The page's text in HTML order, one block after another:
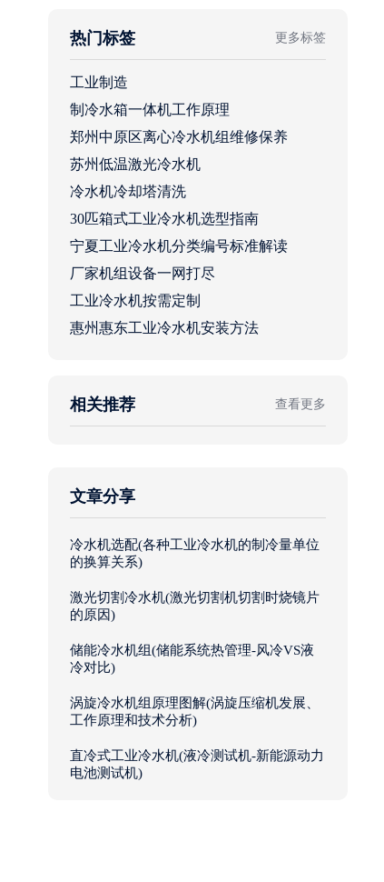
热门标签 更多标签
工业制造
制冷水箱一体机工作原理
郑州中原区离心冷水机组维修保养
苏州低温激光冷水机
冷水机冷却塔清洗
30匹箱式工业冷水机选型指南
宁夏工业冷水机分类编号标准解读
厂家机组设备一网打尽
工业冷水机按需定制
惠州惠东工业冷水机安装方法
相关推荐 查看更多
文章分享
冷水机选配(各种工业冷水机的制冷量单位
的换算关系)
激光切割冷水机(激光切割机切割时烧镜片
的原因)
储能冷水机组(储能系统热管理-风冷VS液
冷对比)
涡旋冷水机组原理图解(涡旋压缩机发展、
工作原理和技术分析)
直冷式工业冷水机(液冷测试机-新能源动力
电池测试机)